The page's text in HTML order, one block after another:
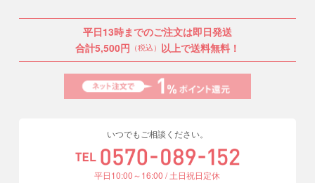
平日13時までのご注文は即日発送
合計5,500円 （税込） 以上で送料無料！
いつでもご相談ください。
平日10:00～16:00 / 土日祝日定休